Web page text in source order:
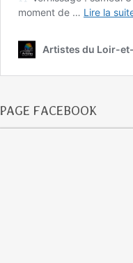
PAGE FACEBOOK